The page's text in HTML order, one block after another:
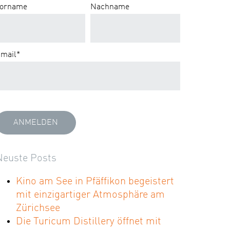
Nachname
*
Posts
Kino am See in Pfäffikon begeistert
mit einzigartiger Atmosphäre am
Zürichsee
Die Turicum Distillery öffnet mit